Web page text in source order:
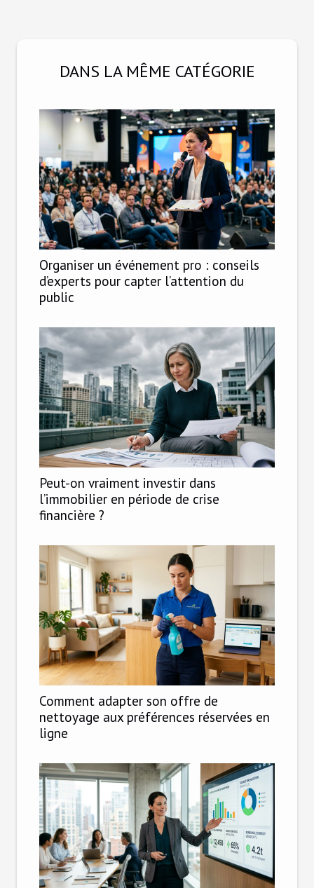
DANS LA MÊME CATÉGORIE
Organiser un événement pro : conseils
d’experts pour capter l’attention du
public
Peut-on vraiment investir dans
l’immobilier en période de crise
financière ?
Comment adapter son offre de
nettoyage aux préférences réservées en
ligne